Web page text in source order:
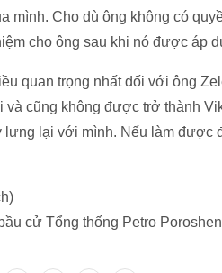
mình. Cho dù ông không có
cho ông sau khi nó được áp
quan trọng nhất đối với ông
và cũng không được trở thành
lại với mình. Nếu làm được
cử Tổng thống Petro